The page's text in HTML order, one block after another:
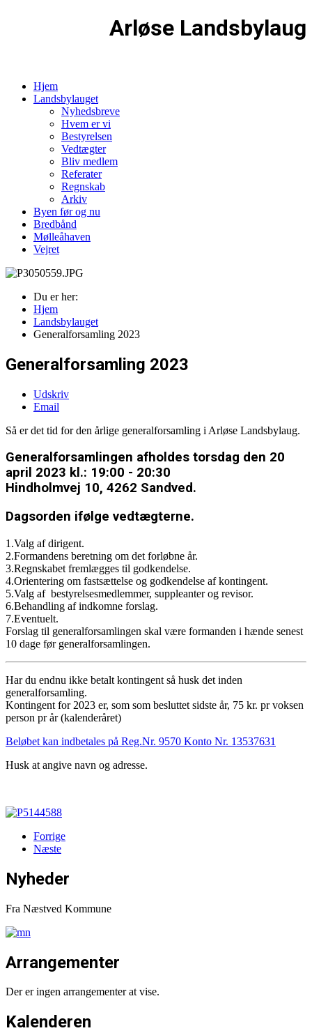
Arløse Landsbylaug
Hjem
Landsbylauget
Nyhedsbreve
Hvem er vi
Bestyrelsen
Vedtægter
Bliv medlem
Referater
Regnskab
Arkiv
Byen før og nu
Bredbånd
Mølleåhaven
Vejret
Du er her:
Hjem
Landsbylauget
Generalforsamling 2023
Generalforsamling 2023
Udskriv
Email
Så er det tid for den årlige generalforsamling i Arløse Landsbylaug.
Generalforsamlingen afholdes torsdag den 20
april 2023 kl.: 19:00 - 20:30
Hindholmvej 10, 4262 Sandved.
Dagsorden ifølge vedtægterne.
1.Valg af dirigent.
2.Formandens beretning om det forløbne år.
3.Regnskabet fremlægges til godkendelse.
4.Orientering om fastsættelse og godkendelse af kontingent.
5.Valg af bestyrelsesmedlemmer, suppleanter og revisor.
6.Behandling af indkomne forslag.
7.Eventuelt.
Forslag til generalforsamlingen skal være formanden i hænde senest
10 dage før generalforsamlingen.
Har du endnu ikke betalt kontingent så husk det inden
generalforsamling.
Kontingent for 2023 er, som som besluttet sidste år, 75 kr. pr voksen
person pr år (kalenderåret)
Beløbet kan indbetales på Reg.Nr. 9570 Konto Nr. 13537631
Husk at angive navn og adresse.
Forrige
Næste
Nyheder
Fra Næstved Kommune
Arrangementer
Der er ingen arrangementer at vise.
Kalenderen